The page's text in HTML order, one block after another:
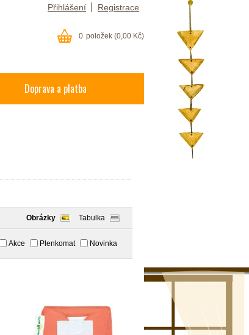
Přihlášení Registrace
0 položek (0,00 Kč)
Doprava a platba
Obrázky Tabulka
Akce Plenkomat Novinka